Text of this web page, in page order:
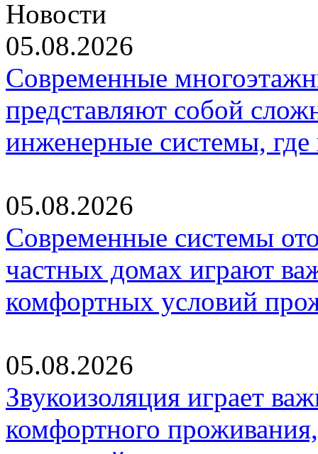
Новости
05.08.2026
Современные
представляют собой
инженерные системы,
05.08.2026
Современные системы
частных домах играют
комфортных условий
05.08.2026
Звукоизоляция играет
комфортного